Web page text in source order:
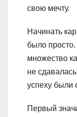
свою мечту.
Начинать
было
множество
не
успеху были
Первый